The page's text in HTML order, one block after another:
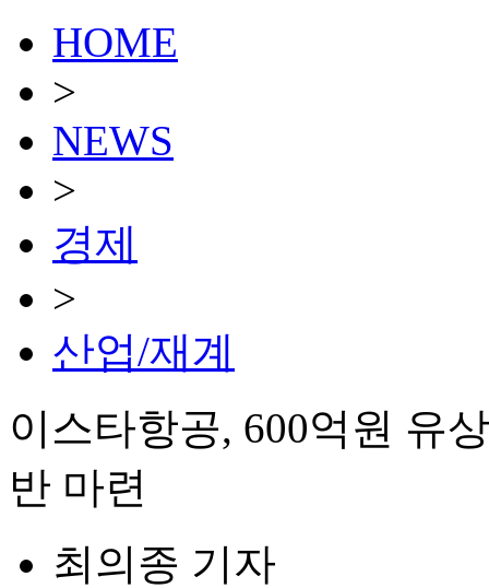
HOME
>
NEWS
>
경제
>
산업/재계
이스타항공, 600억원 유
반 마련
최의종 기자